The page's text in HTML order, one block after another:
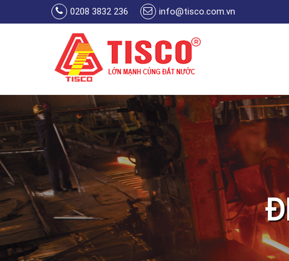
Nhảy đến nội dung
0208 3832 236 info@tisco.com.vn
Bạn đang ở đây